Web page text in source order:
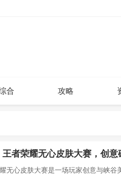
合 攻略
王者荣耀无心皮肤大赛，创
耀无心皮肤大赛是一场玩家创意与峡